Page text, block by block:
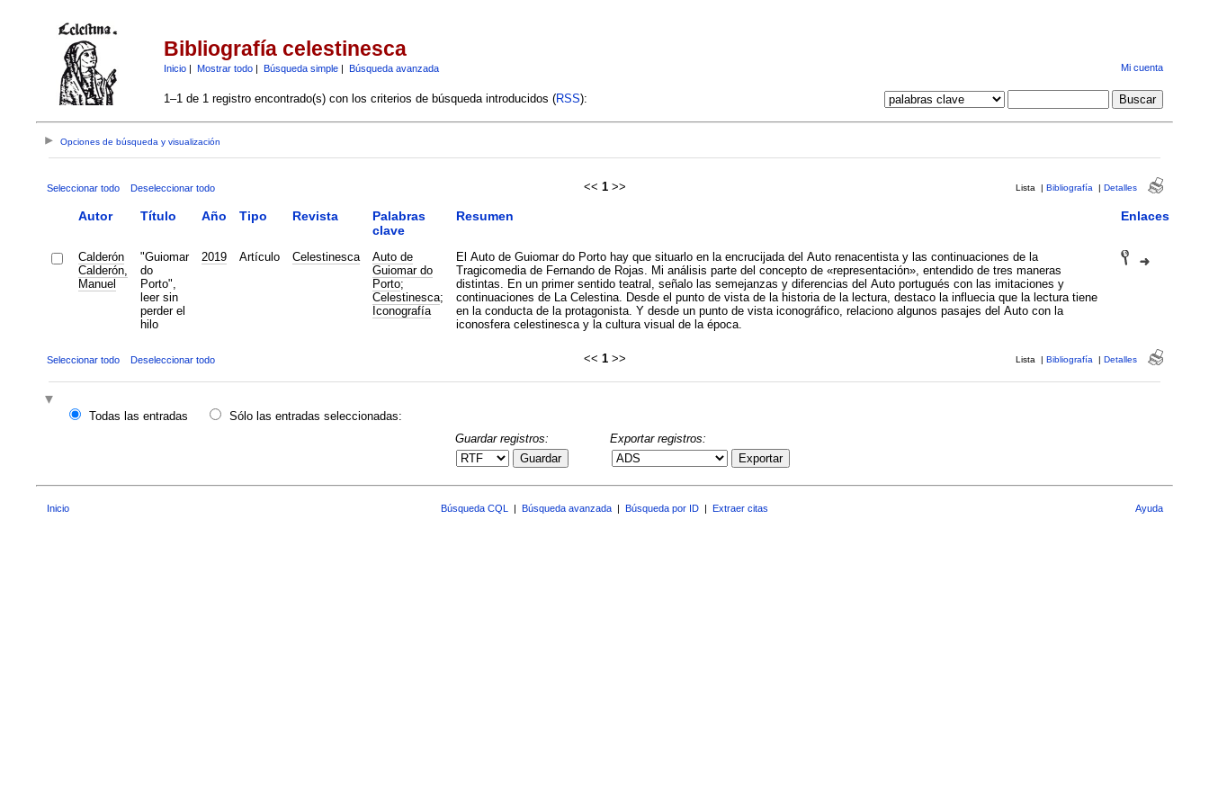
Bibliografía celestinesca
Inicio| Mostrar todo| Búsqueda simple| Búsqueda avanzada Mi cuenta
1–1 de 1 registro encontrado(s) con los criterios de búsqueda introducidos (RSS):
Opciones de búsqueda y visualización
Seleccionar todo Deseleccionar todo << 1 >> Lista | Bibliografía | Detalles
Autor Título Año Tipo Revista
Palabras
clave
Resumen Enlaces
Calderón
Calderón,
Manuel
"Guiomar
do
Porto",
leer sin
perder el
hilo
2019 Artículo Celestinesca
Auto de
Guiomar do
Porto;
Celestinesca;
Iconografía
El Auto de Guiomar do Porto hay que situarlo en la encrucijada del Auto renacentista y las continuaciones de la
Tragicomedia de Fernando de Rojas. Mi análisis parte del concepto de «representación», entendido de tres maneras
distintas. En un primer sentido teatral, señalo las semejanzas y diferencias del Auto portugués con las imitaciones y
continuaciones de La Celestina. Desde el punto de vista de la historia de la lectura, destaco la influecia que la lectura tiene
en la conducta de la protagonista. Y desde un punto de vista iconográfico, relaciono algunos pasajes del Auto con la
iconosfera celestinesca y la cultura visual de la época.
Seleccionar todo Deseleccionar todo << 1 >> Lista | Bibliografía | Detalles
Todas las entradas
Sólo las entradas seleccionadas:
Guardar registros:
Guardar
Exportar registros:
Exportar
Inicio Búsqueda CQL Búsqueda avanzada Búsqueda por ID Extraer citas Ayuda